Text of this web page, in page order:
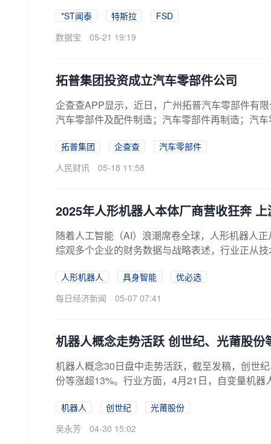
*ST闻泰 特斯拉
FSD
数据宝
05-21 19:19
拓普集团投资成立汽车零部件公司
企查查APP显示，近日，广州拓普汽车零部件有
汽车零部件及配件制造；汽车零部件再制造；汽
拓普集团 企查查
汽车零部件
人民财讯
05-18 11:58
2025年人形机器人本体厂商营收狂奔
随着人工智能（AI）浪潮席卷全球，人形机器人
综观多个企业的财务数据与战略表述，行业正从
人形机器人 具身智能
优必选
每日经济新闻
05-07 07:41
机器人概念走势活跃 创世纪、光莆股份
机器人概念30日盘中走势活跃，截至发稿，创世
份等涨超13%。行业方面，4月21日，自变量机
机器人 创世纪
光莆股份
吴永芳
04-30 15:02